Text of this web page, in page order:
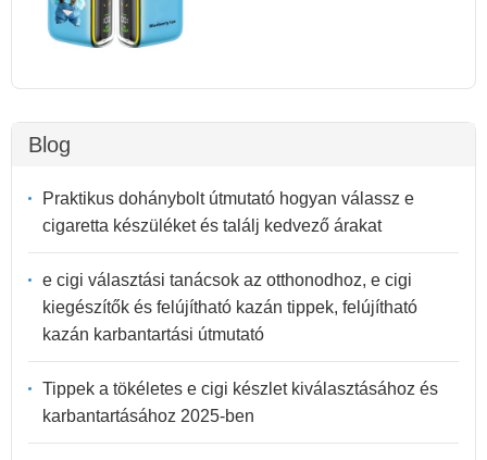
Blog
Praktikus dohánybolt útmutató hogyan válassz e
cigaretta készüléket és találj kedvező árakat
e cigi választási tanácsok az otthonodhoz, e cigi
kiegészítők és felújítható kazán tippek, felújítható
kazán karbantartási útmutató
Tippek a tökéletes e cigi készlet kiválasztásához és
karbantartásához 2025-ben